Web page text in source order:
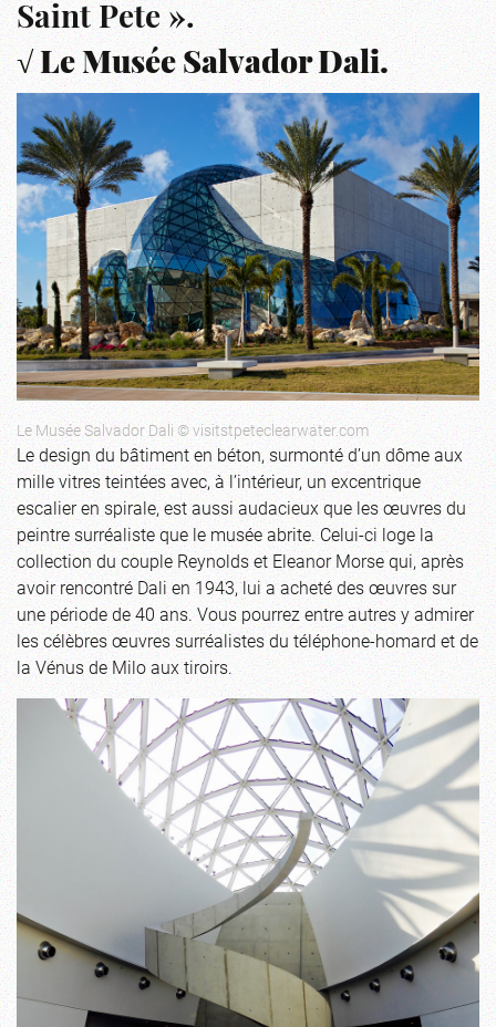
Saint Pete ».
√ Le Musée Salvador Dali.
Le Musée Salvador Dali © visitstpeteclearwater.com
Le design du bâtiment en béton, surmonté d’un dôme aux
mille vitres teintées avec, à l’intérieur, un excentrique
escalier en spirale, est aussi audacieux que les œuvres du
peintre surréaliste que le musée abrite. Celui-ci loge la
collection du couple Reynolds et Eleanor Morse qui, après
avoir rencontré Dali en 1943, lui a acheté des œuvres sur
une période de 40 ans. Vous pourrez entre autres y admirer
les célèbres œuvres surréalistes du téléphone-homard et de
la Vénus de Milo aux tiroirs.